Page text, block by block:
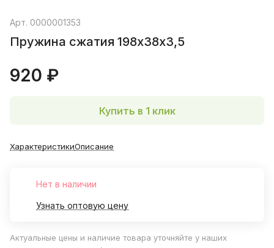
Арт. 0000001353
Пружина сжатия 198х38х3,5
920 ₽
Купить в 1 клик
ХарактеристикиОписание
Нет в наличии
Узнать оптовую цену
Актуальные цены и наличие товара уточняйте у наших